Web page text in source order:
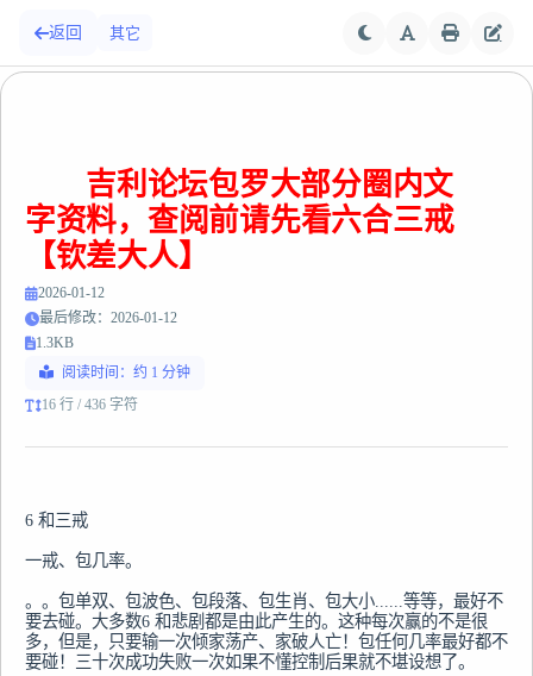
返回 其它
吉利论坛包罗大部分圈内文
字资料，查阅前请先看六合三戒
【钦差大人】
2026-01-12
最后修改：2026-01-12
1.3KB
阅读时间：约 1 分钟
16 行 / 436 字符
6 和三戒
一戒、包几率。
。。包单双、包波色、包段落、包生肖、包大小......等等，最好不
要去碰。大多数6 和悲剧都是由此产生的。这种每次赢的不是很
多，但是，只要输一次倾家荡产、家破人亡！包任何几率最好都不
要碰！三十次成功失败一次如果不懂控制后果就不堪设想了。